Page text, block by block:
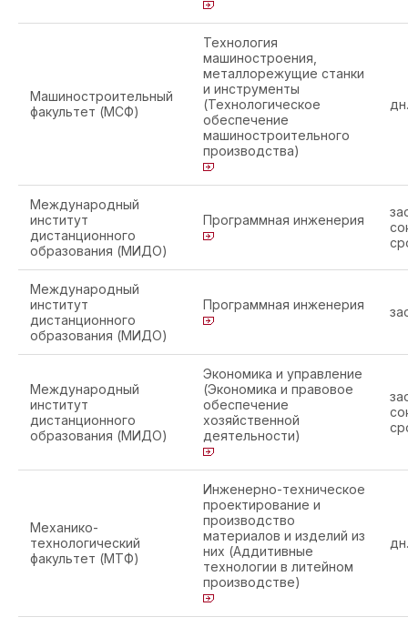
Машиностроительный
факультет (МСФ)
Технология
машиностроения,
металлорежущие станки
и инструменты
(Технологическое
обеспечение
машиностроительного
производства)
дн.
Международный
институт
дистанционного
образования (МИДО)
Программная инженерия
Международный
институт
дистанционного
образования (МИДО)
Программная инженерия
Международный
институт
дистанционного
образования (МИДО)
Экономика и управление
(Экономика и правовое
обеспечение
хозяйственной
деятельности)
Механико-
технологический
факультет (МТФ)
Инженерно-техническое
проектирование и
производство
материалов и изделий из
них (Аддитивные
технологии в литейном
производстве)
дн.